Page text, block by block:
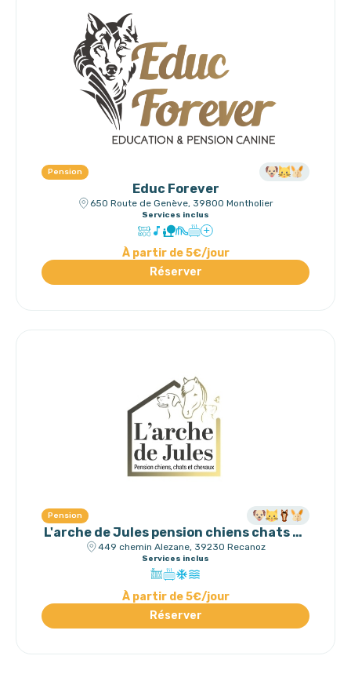
Pension
Educ Forever
650 Route de Genève, 39800 Montholier
Services inclus
À partir de 5€/jour
Réserver
Pension
L'arche de Jules pension chiens chats et
chevaux
449 chemin Alezane, 39230 Recanoz
Services inclus
À partir de 5€/jour
Réserver